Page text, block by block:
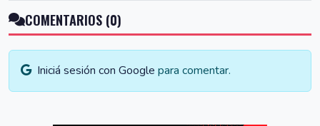
COMENTARIOS (0)
Iniciá sesión con Google para comentar.